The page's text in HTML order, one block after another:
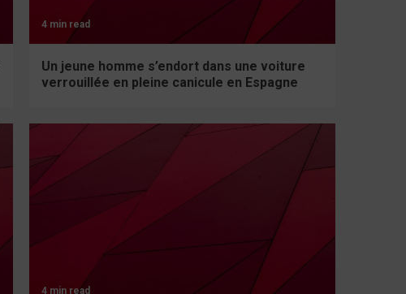
4 min read
Un jeune homme s’endort dans une voiture
verrouillée en pleine canicule en Espagne
4 min read